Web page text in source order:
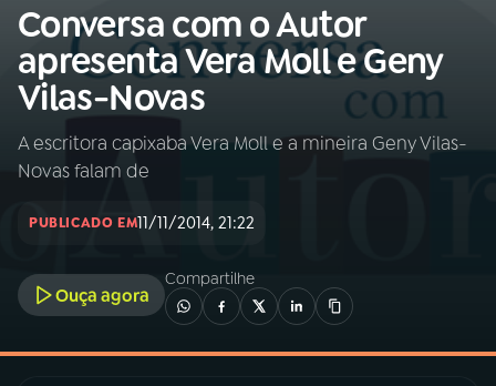
Buscar
na
Rádio
MEC
Buscar
Início AO VIVO
INÍCIO
A RÁDIO
03PROGRAMAÇÃO
Conversa com o Autor
apresenta Vera Moll e Geny
Vilas-Novas
A escritora capixaba Vera Moll e a mineira Geny Vilas-
Novas falam de
PUBLICADO EM11/11/2014, 21:22
Ouça agora
Compartilhe